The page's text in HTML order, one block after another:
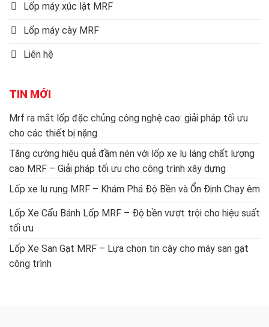
Lốp máy xúc lật MRF
Lốp máy cày MRF
Liên hệ
TIN MỚI
Mrf ra mắt lốp đặc chủng công nghệ cao: giải pháp tối ưu
cho các thiết bị nặng
Tăng cường hiệu quả đầm nén với lốp xe lu láng chất lượng
cao MRF – Giải pháp tối ưu cho công trình xây dựng
Lốp xe lu rung MRF – Khám Phá Độ Bền và Ổn Định Chạy êm
Lốp Xe Cẩu Bánh Lốp MRF – Độ bền vượt trội cho hiệu suất
tối ưu
Lốp Xe San Gạt MRF – Lựa chọn tin cậy cho máy san gạt
công trình